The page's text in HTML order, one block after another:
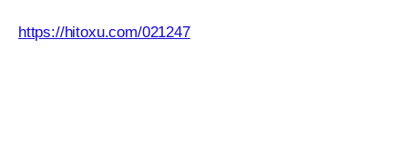
https://hitoxu.com/021247